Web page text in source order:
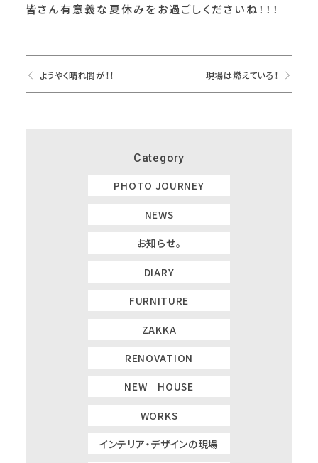
皆さん有意義な夏休みをお過ごしくださいね！！！
ようやく晴れ間が！！ 現場は燃えている！
Category
PHOTO JOURNEY
NEWS
お知らせ。
DIARY
FURNITURE
ZAKKA
RENOVATION
NEW HOUSE
WORKS
インテリア・デザインの現場